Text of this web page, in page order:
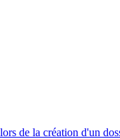
de la création d'un